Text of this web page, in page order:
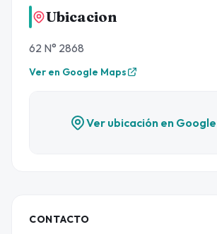
Ubicacion
62 N° 2868
Ver en Google Maps
Ver ubicación en
CONTACTO